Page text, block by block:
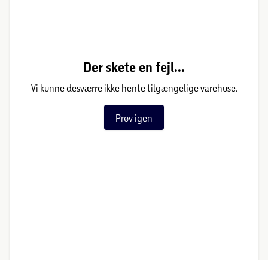
Der skete en fejl...
Vi kunne desværre ikke hente tilgængelige varehuse.
Prøv igen